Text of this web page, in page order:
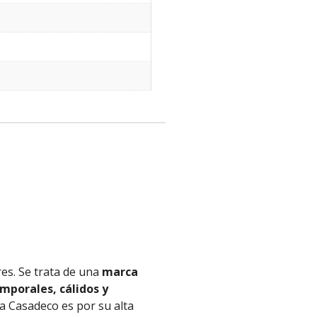
Se trata de una marca
cálidos y
Casadeco es por su alta